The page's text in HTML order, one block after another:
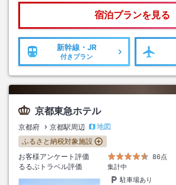
宿泊プランを見る
新幹線・JR
付きプラン
京都東急ホテル
京都府 京都駅周辺
地図
ふるさと納税対象施設
お客様アンケート評価
86点
るるぶトラベル評価
集計中
駐車場あり